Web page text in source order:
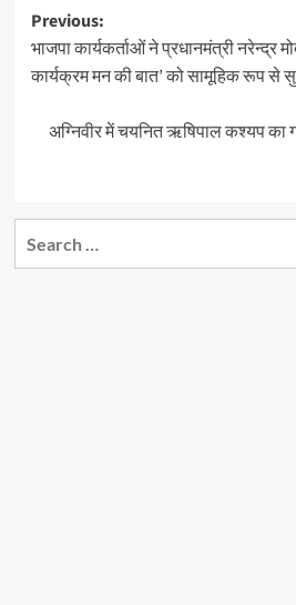
Post
navigation
Previous:
भाजपा कार्यकर्ताओं ने प्रधानमंत्री नरेन्द्र
कार्यक्रम मन की बात’ को सामूहिक रूप से
अग्निवीर में चयनित ऋषिपाल कश्यप का